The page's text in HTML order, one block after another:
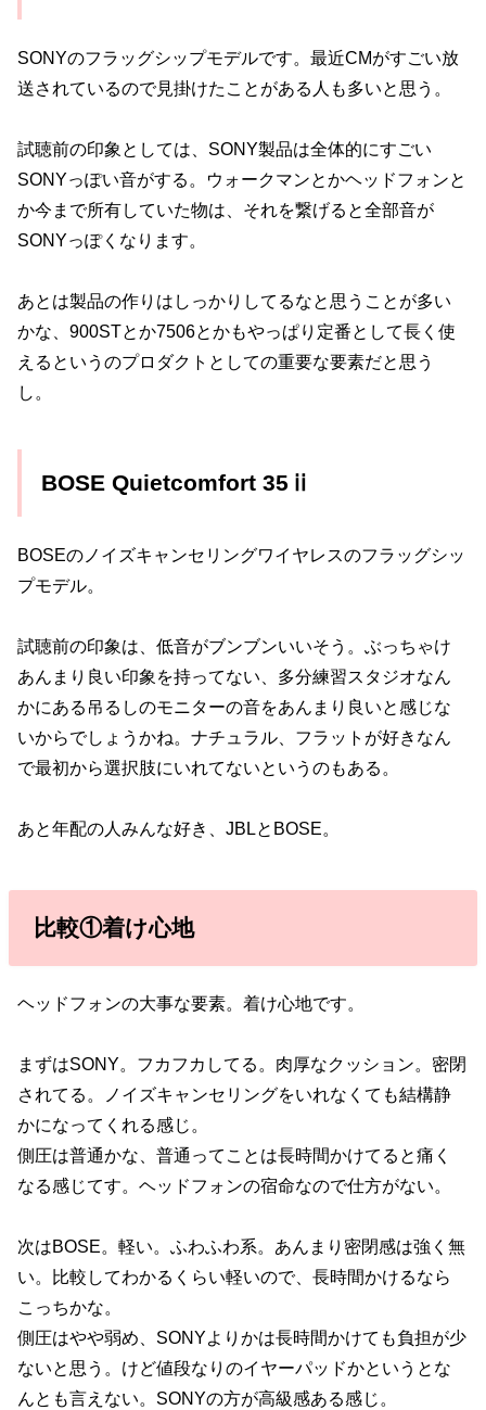
SONYのフラッグシップモデルです。最近CMがすごい放
送されているので見掛けたことがある人も多いと思う。
試聴前の印象としては、SONY製品は全体的にすごい
SONYっぽい音がする。ウォークマンとかヘッドフォンと
か今まで所有していた物は、それを繋げると全部音が
SONYっぽくなります。
あとは製品の作りはしっかりしてるなと思うことが多い
かな、900STとか7506とかもやっぱり定番として長く使
えるというのプロダクトとしての重要な要素だと思う
し。
BOSE Quietcomfort 35ⅱ
BOSEのノイズキャンセリングワイヤレスのフラッグシッ
プモデル。
試聴前の印象は、低音がブンブンいいそう。ぶっちゃけ
あんまり良い印象を持ってない、多分練習スタジオなん
かにある吊るしのモニターの音をあんまり良いと感じな
いからでしょうかね。ナチュラル、フラットが好きなん
で最初から選択肢にいれてないというのもある。
あと年配の人みんな好き、JBLとBOSE。
比較①着け心地
ヘッドフォンの大事な要素。着け心地です。
まずはSONY。フカフカしてる。肉厚なクッション。密閉
されてる。ノイズキャンセリングをいれなくても結構静
かになってくれる感じ。
側圧は普通かな、普通ってことは長時間かけてると痛く
なる感じてす。ヘッドフォンの宿命なので仕方がない。
次はBOSE。軽い。ふわふわ系。あんまり密閉感は強く無
い。比較してわかるくらい軽いので、長時間かけるなら
こっちかな。
側圧はやや弱め、SONYよりかは長時間かけても負担が少
ないと思う。けど値段なりのイヤーパッドかというとな
んとも言えない。SONYの方が高級感ある感じ。